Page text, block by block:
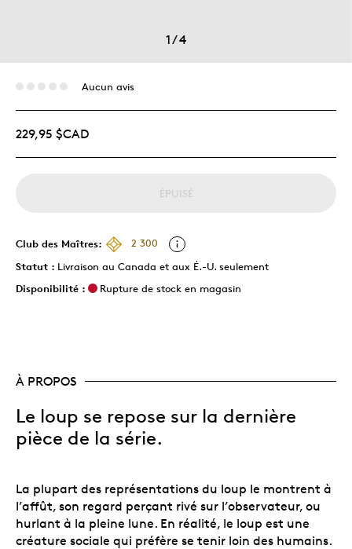
1/4
Aucun avis
229,95 $CAD
ÉPUISÉ
Club des Maîtres:
2 300
Statut : Livraison au Canada et aux É.-U. seulement
Disponibilité :
Rupture de stock en magasin
À PROPOS
Le loup se repose sur la dernière
pièce de la série.
La plupart des représentations du loup le montrent à
l’affût, son regard perçant rivé sur l’observateur, ou
hurlant à la pleine lune. En réalité, le loup est une
créature sociale qui préfère se tenir loin des humains.